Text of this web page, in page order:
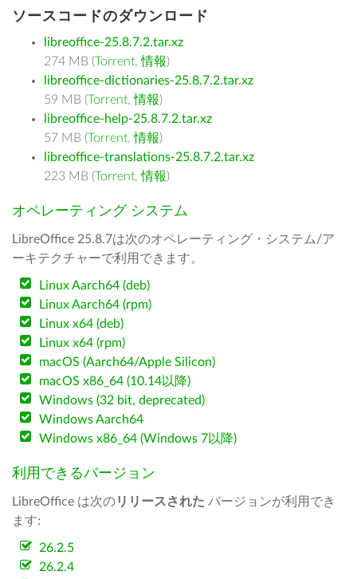
ソースコードのダウンロード
libreoffice-25.8.7.2.tar.xz
274 MB (Torrent,情報)
libreoffice-dictionaries-25.8.7.2.tar.xz
59 MB (Torrent,情報)
libreoffice-help-25.8.7.2.tar.xz
57 MB (Torrent,情報)
libreoffice-translations-25.8.7.2.tar.xz
223 MB (Torrent,情報)
オペレーティング システム
LibreOffice 25.8.7は次のオペレーティング・システム/ア
ーキテクチャーで利用できます。
Linux Aarch64 (deb)
Linux Aarch64 (rpm)
Linux x64 (deb)
Linux x64 (rpm)
macOS (Aarch64/Apple Silicon)
macOS x86_64 (10.14以降)
Windows (32 bit, deprecated)
Windows Aarch64
Windows x86_64 (Windows 7以降)
利用できるバージョン
LibreOffice は次のリリースされた バージョンが利用でき
ます:
26.2.5
26.2.4